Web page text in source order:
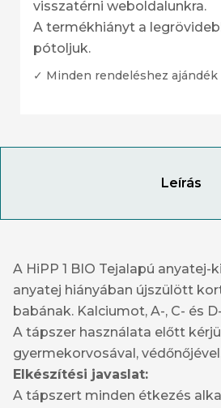
visszatérni weboldalunkra.
A termékhiányt a
pótoljuk.
✓ Minden rendeléshez ajándék
Leírás
A HiPP 1 BIO Tejalapú
anyatej hiányában újszülött
babának. Kalciumot, A-, C- és
A tápszer használata előtt
gyermekorvosával,
Elkészítési javaslat:
A tápszert minden étkezés